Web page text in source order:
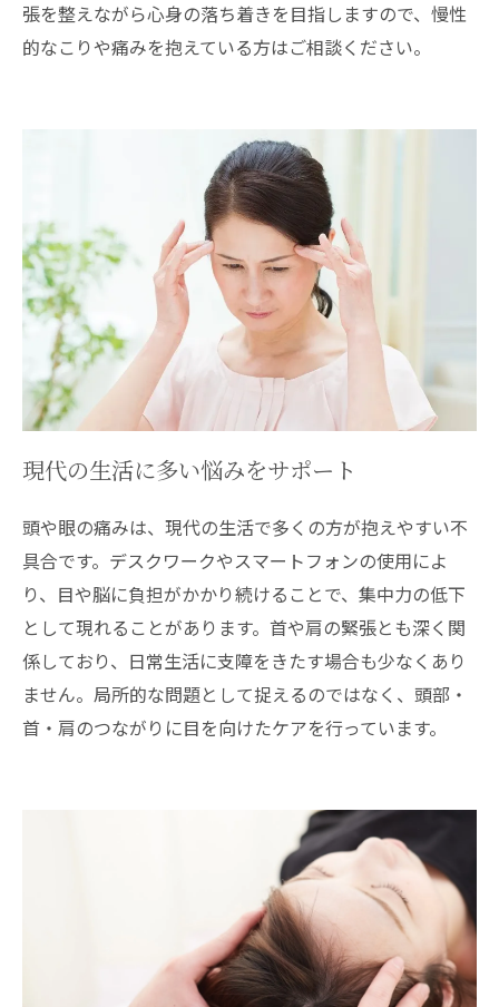
張を整えながら心身の落ち着きを目指しますので、慢性
的なこりや痛みを抱えている方はご相談ください。
現代の生活に多い悩みをサポート
頭や眼の痛みは、現代の生活で多くの方が抱えやすい不
具合です。デスクワークやスマートフォンの使用によ
り、目や脳に負担がかかり続けることで、集中力の低下
として現れることがあります。首や肩の緊張とも深く関
係しており、日常生活に支障をきたす場合も少なくあり
ません。局所的な問題として捉えるのではなく、頭部・
首・肩のつながりに目を向けたケアを行っています。